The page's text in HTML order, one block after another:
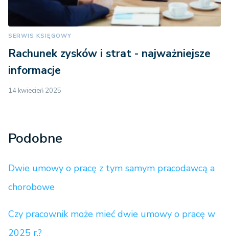
SERWIS KSIĘGOWY
Rachunek zysków i strat - najważniejsze
informacje
14 kwiecień 2025
Podobne
Dwie umowy o pracę z tym samym pracodawcą a
chorobowe
Czy pracownik może mieć dwie umowy o pracę w
2025 r.?